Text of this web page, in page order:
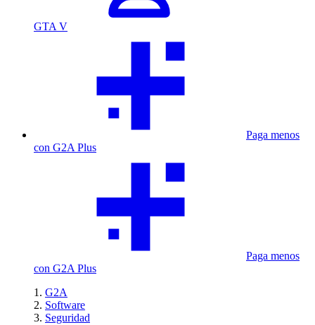
GTA V
Paga menos
con G2A Plus
Paga menos
con G2A Plus
G2A
Software
Seguridad